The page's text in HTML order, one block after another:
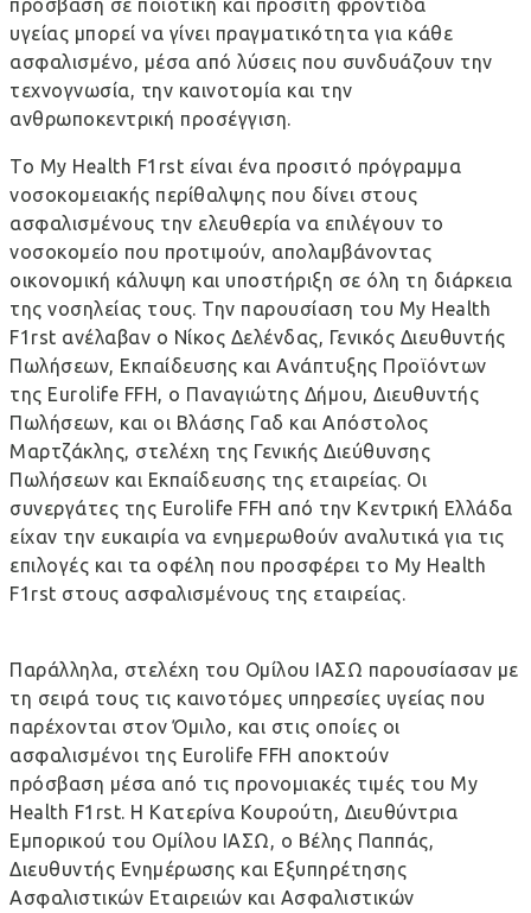
πρόσβαση σε ποιοτική και προσιτή φροντίδα
υγείας μπορεί να γίνει πραγματικότητα για κάθε
ασφαλισμένο, μέσα από λύσεις που συνδυάζουν την
τεχνογνωσία, την καινοτομία και την
ανθρωποκεντρική προσέγγιση.
Το My Health F1rst είναι ένα προσιτό πρόγραμμα
νοσοκομειακής περίθαλψης που δίνει στους
ασφαλισμένους την ελευθερία να επιλέγουν το
νοσοκομείο που προτιμούν, απολαμβάνοντας
οικονομική κάλυψη και υποστήριξη σε όλη τη διάρκεια
της νοσηλείας τους. Την παρουσίαση του My Health
F1rst ανέλαβαν ο Νίκος Δελένδας, Γενικός Διευθυντής
Πωλήσεων, Εκπαίδευσης και Ανάπτυξης Προϊόντων
της Eurolife FFH, ο Παναγιώτης Δήμου, Διευθυντής
Πωλήσεων, και οι Βλάσης Γαδ και Απόστολος
Μαρτζάκλης, στελέχη της Γενικής Διεύθυνσης
Πωλήσεων και Εκπαίδευσης της εταιρείας. Οι
συνεργάτες της Eurolife FFH από την Κεντρική Ελλάδα
είχαν την ευκαιρία να ενημερωθούν αναλυτικά για τις
επιλογές και τα οφέλη που προσφέρει το My Health
F1rst στους ασφαλισμένους της εταιρείας.
Παράλληλα, στελέχη του Ομίλου ΙΑΣΩ παρουσίασαν με
τη σειρά τους τις καινοτόμες υπηρεσίες υγείας που
παρέχονται στον Όμιλο, και στις οποίες οι
ασφαλισμένοι της Eurolife FFH αποκτούν
πρόσβαση μέσα από τις προνομιακές τιμές του My
Health F1rst. H Κατερίνα Κουρούτη, Διευθύντρια
Εμπορικού του Ομίλου ΙΑΣΩ, o Βέλης Παππάς,
Διευθυντής Ενημέρωσης και Εξυπηρέτησης
Ασφαλιστικών Εταιρειών και Ασφαλιστικών